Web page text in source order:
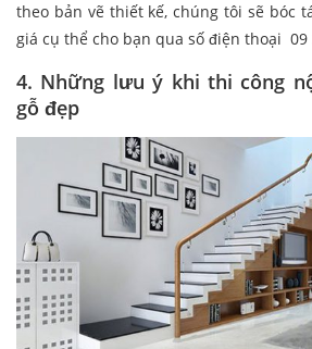
theo bản vẽ thiết kế, chúng tôi sẽ bóc
giá cụ thể cho bạn qua số điện thoại 09
4. Những lưu ý khi thi công
gỗ đẹp